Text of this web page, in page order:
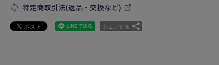
特定商取引法(返品・交換など)
シェアする